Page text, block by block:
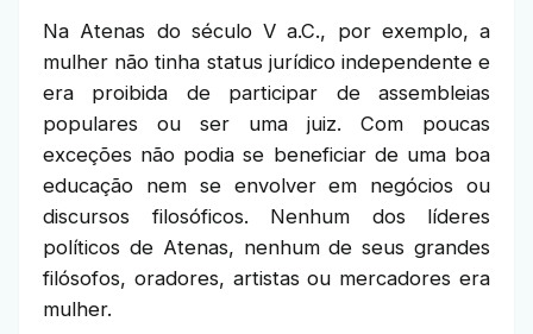
Na Atenas do século V a.C., por exemplo, a
mulher não tinha status jurídico independente e
era proibida de participar de assembleias
populares ou ser uma juiz. Com poucas
exceções não podia se beneficiar de uma boa
educação nem se envolver em negócios ou
discursos filosóficos. Nenhum dos líderes
políticos de Atenas, nenhum de seus grandes
filósofos, oradores, artistas ou mercadores era
mulher.